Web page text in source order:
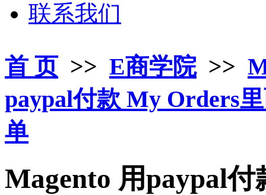
联系我们
首 页>> E商学院>>
paypal付款 My Orders
单
Magento 用paypal